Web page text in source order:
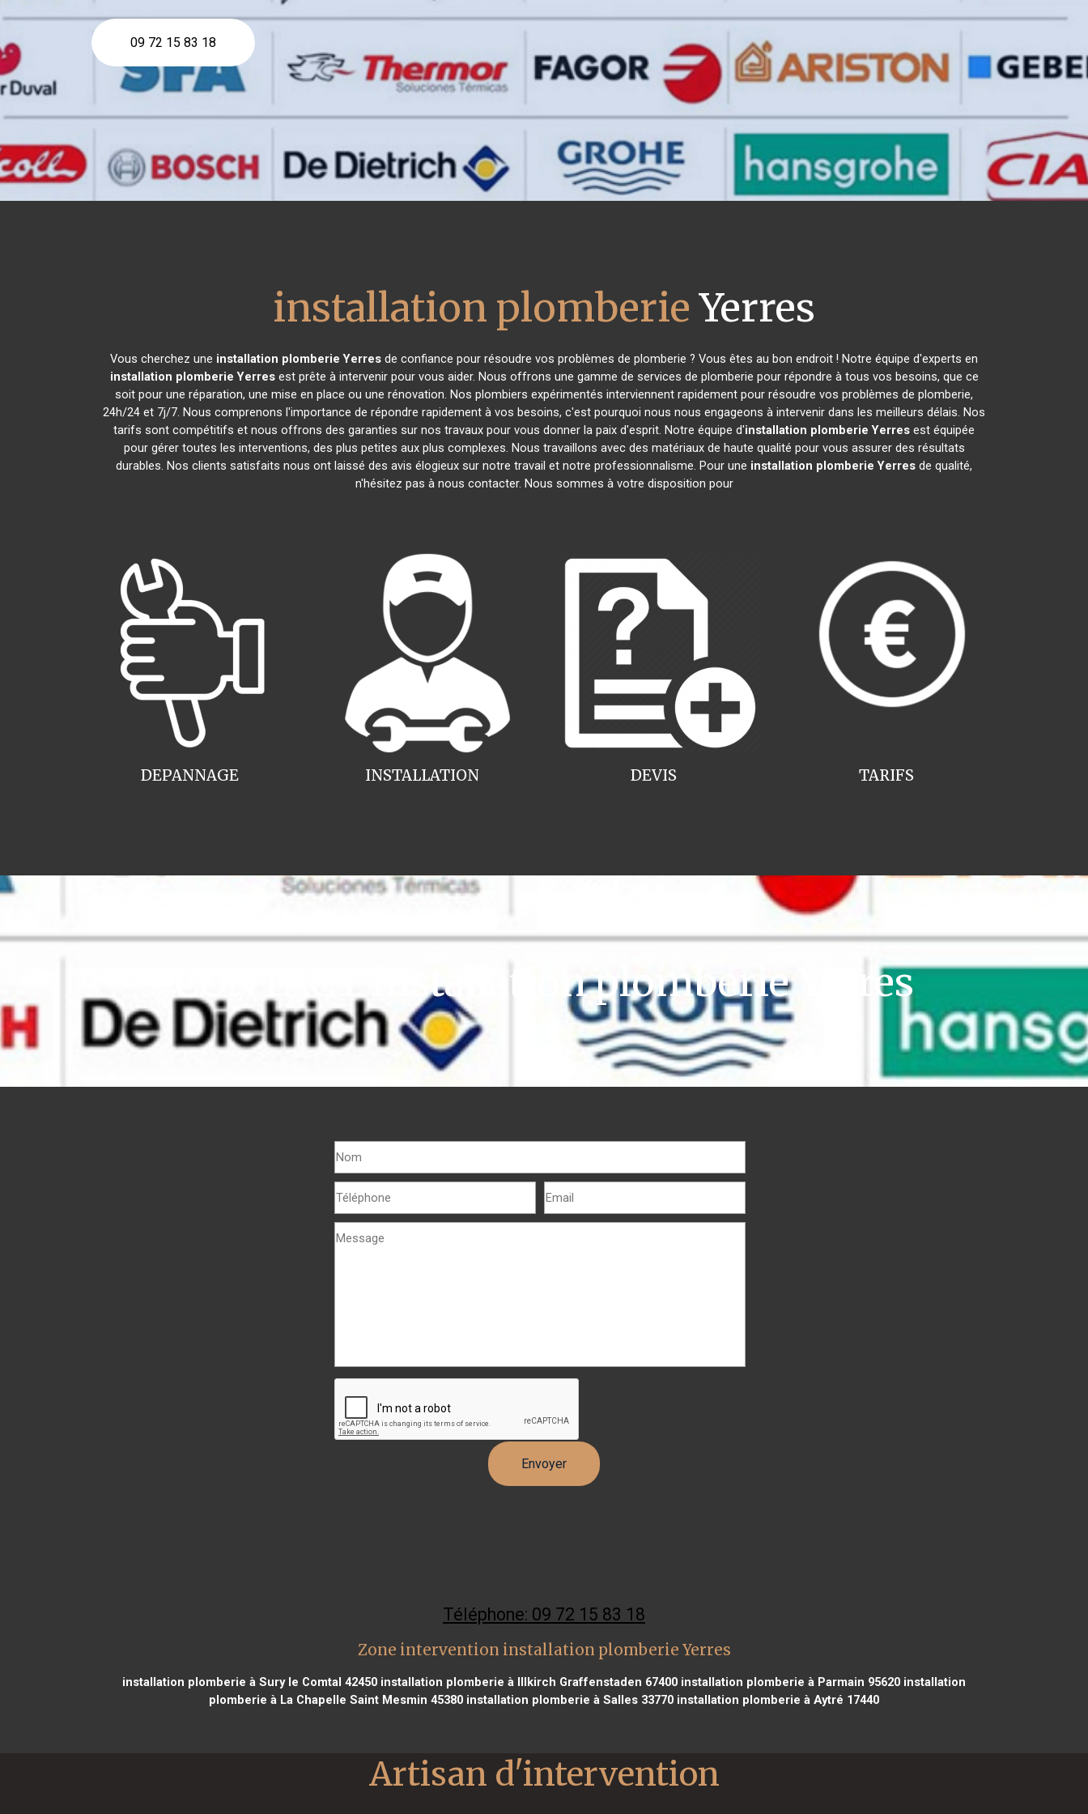
09 72 15 83 18
installation plomberie Yerres
Vous cherchez une installation plomberie Yerres de confiance pour résoudre vos problèmes de plomberie ? Vous êtes au bon endroit ! Notre équipe d'experts en
installation plomberie Yerresest prête à intervenir pour vous aider. Nous offrons une gamme de services de plomberie pour répondre à tous vos besoins, que ce
soit pour une réparation, une mise en place ou une rénovation. Nos plombiers expérimentés interviennent rapidement pour résoudre vos problèmes de plomberie,
24h/24 et 7j/7. Nous comprenons l'importance de répondre rapidement à vos besoins, c'est pourquoi nous nous engageons à intervenir dans les meilleurs délais. Nos
tarifs sont compétitifs et nous offrons des garanties sur nos travaux pour vous donner la paix d'esprit. Notre équipe d'installation plomberie Yerres est équipée
pour gérer toutes les interventions, des plus petites aux plus complexes. Nous travaillons avec des matériaux de haute qualité pour vous assurer des résultats
durables. Nos clients satisfaits nous ont laissé des avis élogieux sur notre travail et notre professionnalisme. Pour une installation plomberie Yerres de qualité,
n'hésitez pas à nous contacter. Nous sommes à votre disposition pour
INSTALLATION
DEPANNAGE TARIFS
DEVIS
CONTACT installation plomberie Yerres
Téléphone: 09 72 15 83 18
Zone intervention installation plomberie Yerres
installation plomberie à Sury le Comtal 42450 installation plomberie à Illkirch Graffenstaden 67400 installation plomberie à Parmain 95620 installation
plomberie à La Chapelle Saint Mesmin 45380 installation plomberie à Salles 33770 installation plomberie à Aytré 17440
Artisan d'intervention